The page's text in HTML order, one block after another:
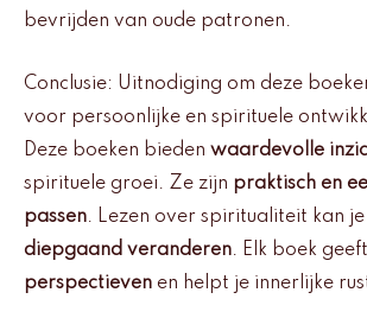
bevrijden van oude patronen.
Conclusie: Uitnodiging om deze
voor persoonlijke en spirituele
Deze boeken bieden waardevolle
spirituele groei. Ze zijn praktisch en
passen. Lezen over spiritualiteit kan je
diepgaand veranderen. Elk boek
perspectieven en helpt je innerlijke